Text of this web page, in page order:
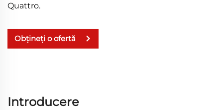
Quattro.
Obțineți o ofertă
Introducere